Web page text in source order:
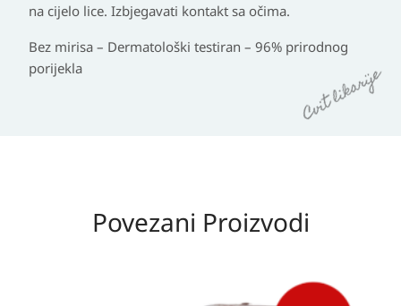
na cijelo lice. Izbjegavati kontakt sa očima.
Bez mirisa – Dermatološki testiran – 96% prirodnog
porijekla
Povezani Proizvodi